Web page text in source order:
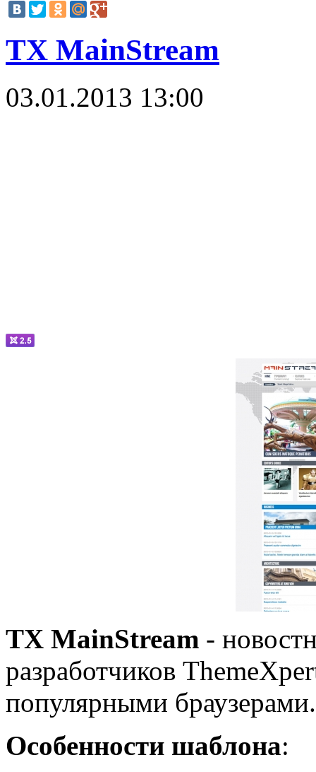
TX MainStream
03.01.2013 13:00
TX MainStream -
разработчиков
популярными браузерами.
Особенности шаблона: